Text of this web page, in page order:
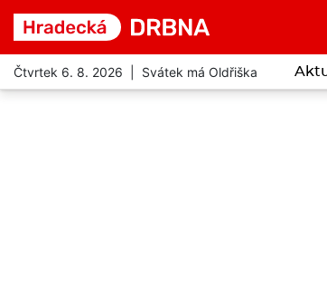
Čtvrtek 6. 8. 2026 | Svátek má Oldřiška